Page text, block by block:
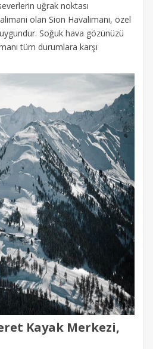
uğrak noktası
olan Sion Havalimanı, özel
Soğuk hava gözünüzü
tüm durumlara karşı
Kayak Merkezi,